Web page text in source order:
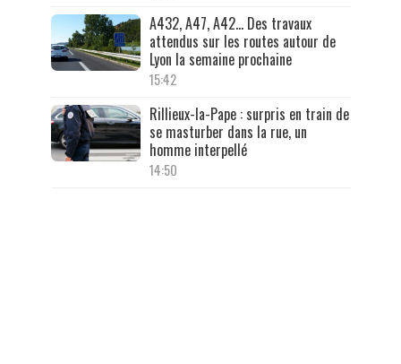
A432, A47, A42… Des travaux
attendus sur les routes autour de
Lyon la semaine prochaine
15:42
Rillieux-la-Pape : surpris en train de
se masturber dans la rue, un
homme interpellé
14:50